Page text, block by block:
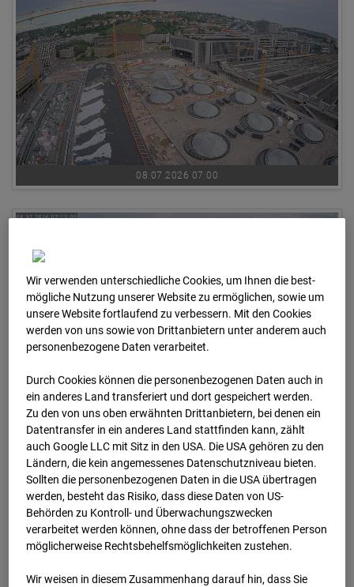
08.07.2026 07:00
08.07.2026 07:15
Wir verwenden unterschiedliche Cookies, um Ihnen die best­
mögliche Nutzung unserer Website zu ermöglichen, sowie um
unsere Website fortlaufend zu verbessern. Mit den Cookies
werden von uns sowie von Drittanbietern unter anderem auch
personenbezogene Daten verarbeitet.
Durch Cookies können die personenbezogenen Daten auch in
ein anderes Land transferiert und dort gespeichert werden.
Zu den von uns oben erwähnten Drittanbietern, bei denen ein
Datentransfer in ein anderes Land stattfinden kann, zählt
auch Google LLC mit Sitz in den USA. Die USA gehören zu den
Ländern, die kein angemessenes Datenschutzniveau bieten.
Sollten die personenbezogenen Daten in die USA übertragen
werden, besteht das Risiko, dass diese Daten von US-
Behörden zu Kontroll- und Überwachungszwecken
verarbeitet werden können, ohne dass der betroffenen Person
möglicherweise Rechtsbehelfsmöglichkeiten zustehen.
Wir weisen in diesem Zusammenhang darauf hin, dass Sie